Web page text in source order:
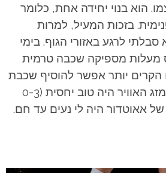
הוא בנוי יחידה אחת, כלומר
בזכות המעיל, למרות
לרגע באזורי הגוף. בימי
מעלות מספיקה שכבה טרמית
הקרים יותר אפשר להוסיף שכבת
מזג האוויר היה טוב יחסית (0-3
של אאוטדור היה לי נעים עד חם.